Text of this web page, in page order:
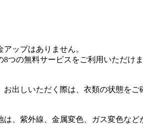
ップはありません。
つの無料サービスをご利用いただけま
出しいただく際は、衣類の状態を
、紫外線、金属変色、ガス変色な